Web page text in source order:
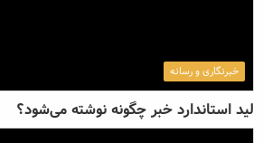
خبرنگاری و رسانه
لید استاندارد خبر چگونه نوشته می‌شود؟